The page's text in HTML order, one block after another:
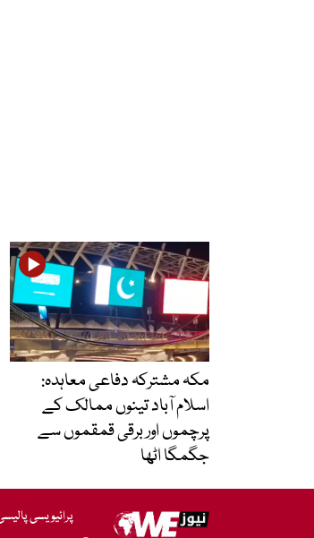
مکہ مشترکہ دفاعی معاہدہ:
اسلام آباد تینوں ممالک کے
پرچموں اور برقی قمقموں سے
جگمگا اٹھا
پرائیویسی